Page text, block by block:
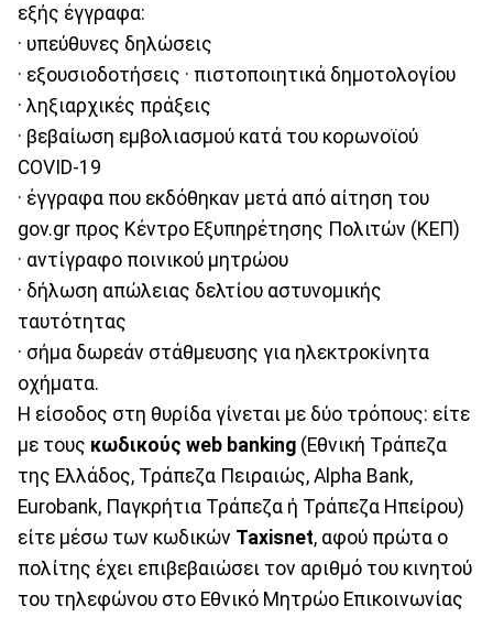
εξής έγγραφα:
· υπεύθυνες δηλώσεις
· εξουσιοδοτήσεις · πιστοποιητικά δημοτολογίου
· ληξιαρχικές πράξεις
· βεβαίωση εμβολιασμού κατά του κορωνοϊού
COVID-19
· έγγραφα που εκδόθηκαν μετά από αίτηση του
gov.gr προς Κέντρο Εξυπηρέτησης Πολιτών (ΚΕΠ)
· αντίγραφο ποινικού μητρώου
· δήλωση απώλειας δελτίου αστυνομικής
ταυτότητας
· σήμα δωρεάν στάθμευσης για ηλεκτροκίνητα
οχήματα.
Η είσοδος στη θυρίδα γίνεται με δύο τρόπους: είτε
με τους κωδικούς web banking (Εθνική Τράπεζα
της Ελλάδος, Τράπεζα Πειραιώς, Alpha Bank,
Eurobank, Παγκρήτια Τράπεζα ή Τράπεζα Ηπείρου)
είτε μέσω των κωδικών Taxisnet, αφού πρώτα ο
πολίτης έχει επιβεβαιώσει τον αριθμό του κινητού
του τηλεφώνου στο Εθνικό Μητρώο Επικοινωνίας